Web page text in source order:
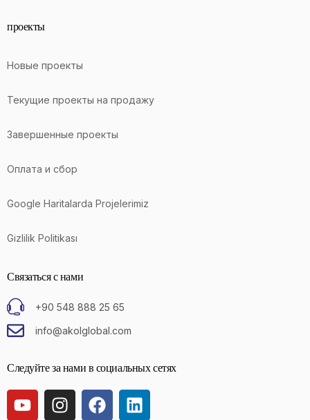
проекты
Новые проекты
Текущие проекты на продажу
Завершенные проекты
Оплата и сбор
Google Haritalarda Projelerimiz
Gizlilik Politikası
Связаться с нами
+90 548 888 25 65
info@akolglobal.com
Следуйте за нами в социальных сетях